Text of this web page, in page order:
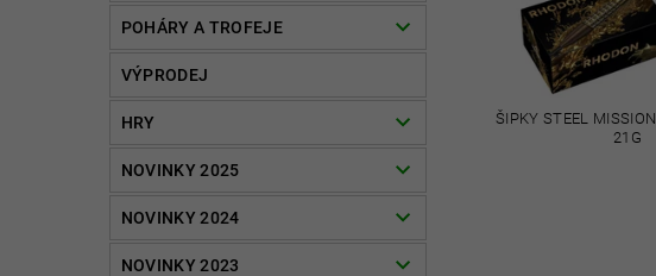
POHÁRY A TROFEJE
VÝPRODEJ
HRY
NOVINKY 2025
NOVINKY 2024
NOVINKY 2023
ŠIPKY STEEL
21G